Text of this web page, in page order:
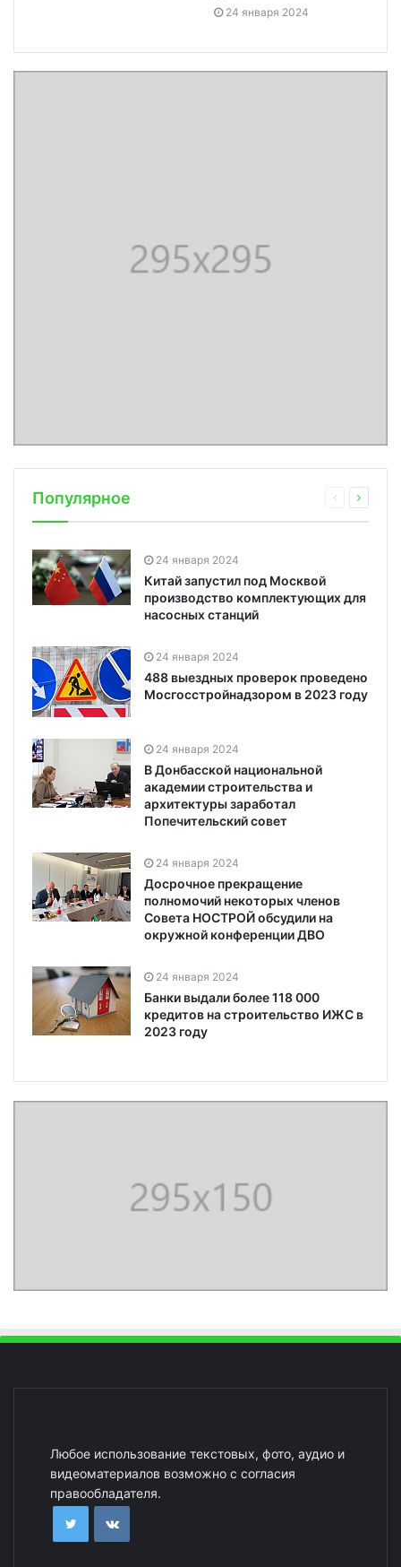
24 января 2024
Популярное
24 января 2024
Китай запустил под Москвой
производство комплектующих для
насосных станций
24 января 2024
488 выездных проверок проведено
Мосгосстройнадзором в 2023 году
24 января 2024
В Донбасской национальной
академии строительства и
архитектуры заработал
Попечительский совет
24 января 2024
Досрочное прекращение
полномочий некоторых членов
Совета НОСТРОЙ обсудили на
окружной конференции ДВО
24 января 2024
Банки выдали более 118 000
кредитов на строительство ИЖС в
2023 году
Любое использование текстовых, фото, аудио и
видеоматериалов возможно с согласия
правообладателя.